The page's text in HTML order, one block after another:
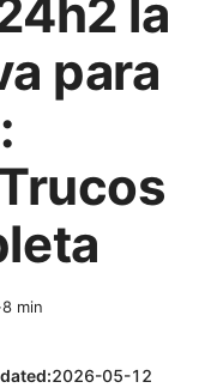
la
para
·8 min
2026-05-12